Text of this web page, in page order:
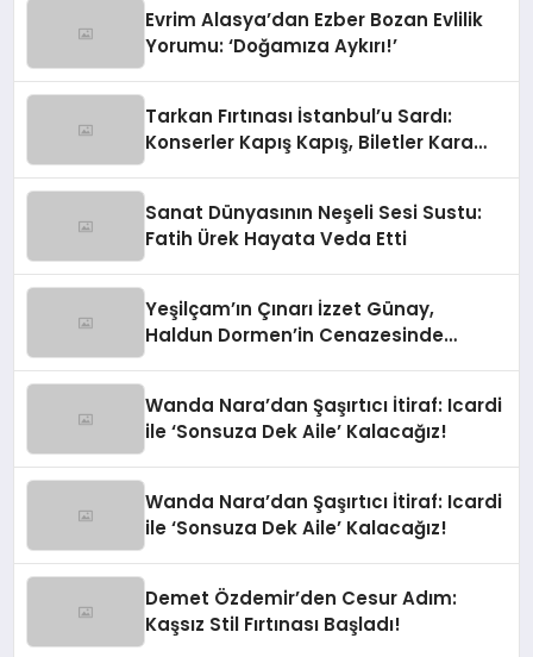
Evrim Alasya’dan Ezber Bozan Evlilik
Yorumu: ‘Doğamıza Aykırı!’
Tarkan Fırtınası İstanbul’u Sardı:
Konserler Kapış Kapış, Biletler Kara
Sanat Dünyasının Neşeli Sesi Sustu:
Fatih Ürek Hayata Veda Etti
Yeşilçam’ın Çınarı İzzet Günay,
Haldun Dormen’in Cenazesinde
Wanda Nara’dan Şaşırtıcı İtiraf: Icardi
ile ‘Sonsuza Dek Aile’ Kalacağız!
Wanda Nara’dan Şaşırtıcı İtiraf: Icardi
ile ‘Sonsuza Dek Aile’ Kalacağız!
Demet Özdemir’den Cesur Adım:
Kaşsız Stil Fırtınası Başladı!